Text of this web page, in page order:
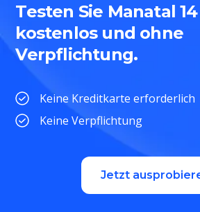
Testen Sie Manatal
kostenlos und ohne
Verpflichtung.
Keine Kreditkarte erforderlich
Keine Verpflichtung
Jetzt